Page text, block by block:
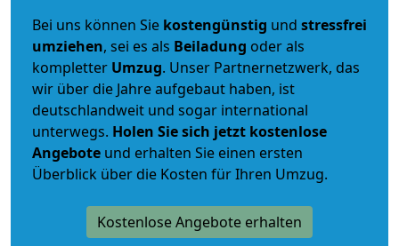
Bei uns können Sie kostengünstig und stressfrei
umziehen, sei es als Beiladung oder als
kompletter Umzug. Unser Partnernetzwerk, das
wir über die Jahre aufgebaut haben, ist
deutschlandweit und sogar international
unterwegs. Holen Sie sich jetzt kostenlose
Angebote und erhalten Sie einen ersten
Überblick über die Kosten für Ihren Umzug.
Kostenlose Angebote erhalten